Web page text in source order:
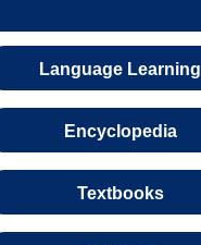
Language Learning
Encyclopedia
Textbooks